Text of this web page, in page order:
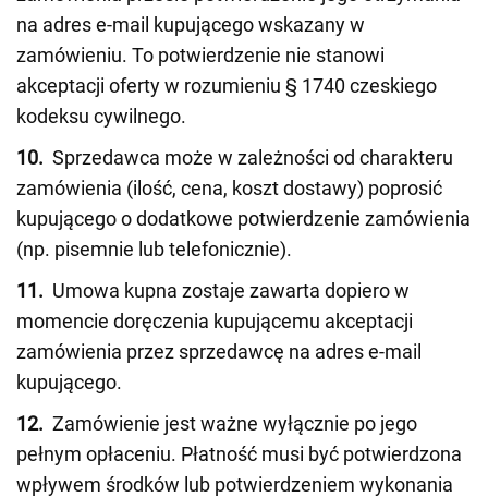
na adres e-mail kupującego wskazany w
zamówieniu. To potwierdzenie nie stanowi
akceptacji oferty w rozumieniu § 1740 czeskiego
kodeksu cywilnego.
10. Sprzedawca może w zależności od charakteru
zamówienia (ilość, cena, koszt dostawy) poprosić
kupującego o dodatkowe potwierdzenie zamówienia
(np. pisemnie lub telefonicznie).
11. Umowa kupna zostaje zawarta dopiero w
momencie doręczenia kupującemu akceptacji
zamówienia przez sprzedawcę na adres e-mail
kupującego.
12. Zamówienie jest ważne wyłącznie po jego
pełnym opłaceniu. Płatność musi być potwierdzona
wpływem środków lub potwierdzeniem wykonania